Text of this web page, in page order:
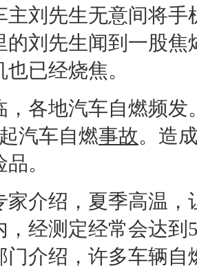
先生无意间将手
的刘先生闻到一股
已经烧焦。
地汽车自燃频发
汽车自燃事故。造
。
绍，夏季高温，
，经测定经常会达
门介绍，许多车辆